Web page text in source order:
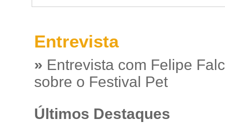
Entrevista
» Entrevista com Felipe
sobre o Festival Pet
Últimos Destaques